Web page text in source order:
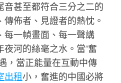
音甚至都符合三分之二的
傳佈者、見證者的熱忱。
每一幀畫面、每一聲講
河的絲毫之水。當“奮
，當正能量在互動中傳
出租小，奮進的中國必將